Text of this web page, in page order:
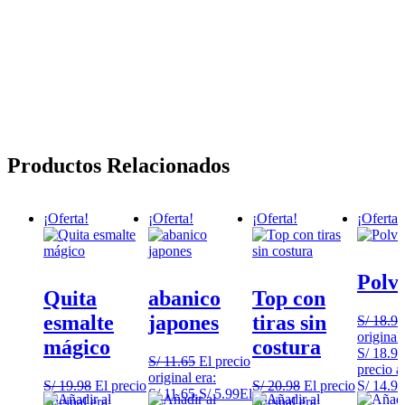
Productos Relacionados
¡Oferta!
Quita
esmalte
mágico
S/19.98 El precio
¡Oferta!
abanico
japones
S/11.65 El precio
original era:
S/ 11.65.S/5.99El
¡Oferta!
Top con
tiras sin
costura
S/20.98 El precio
¡Oferta!
S/18.99
original
S/
precio
S/